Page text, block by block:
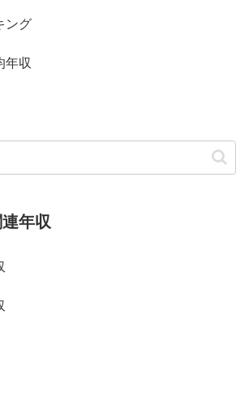
ング
年収
年収